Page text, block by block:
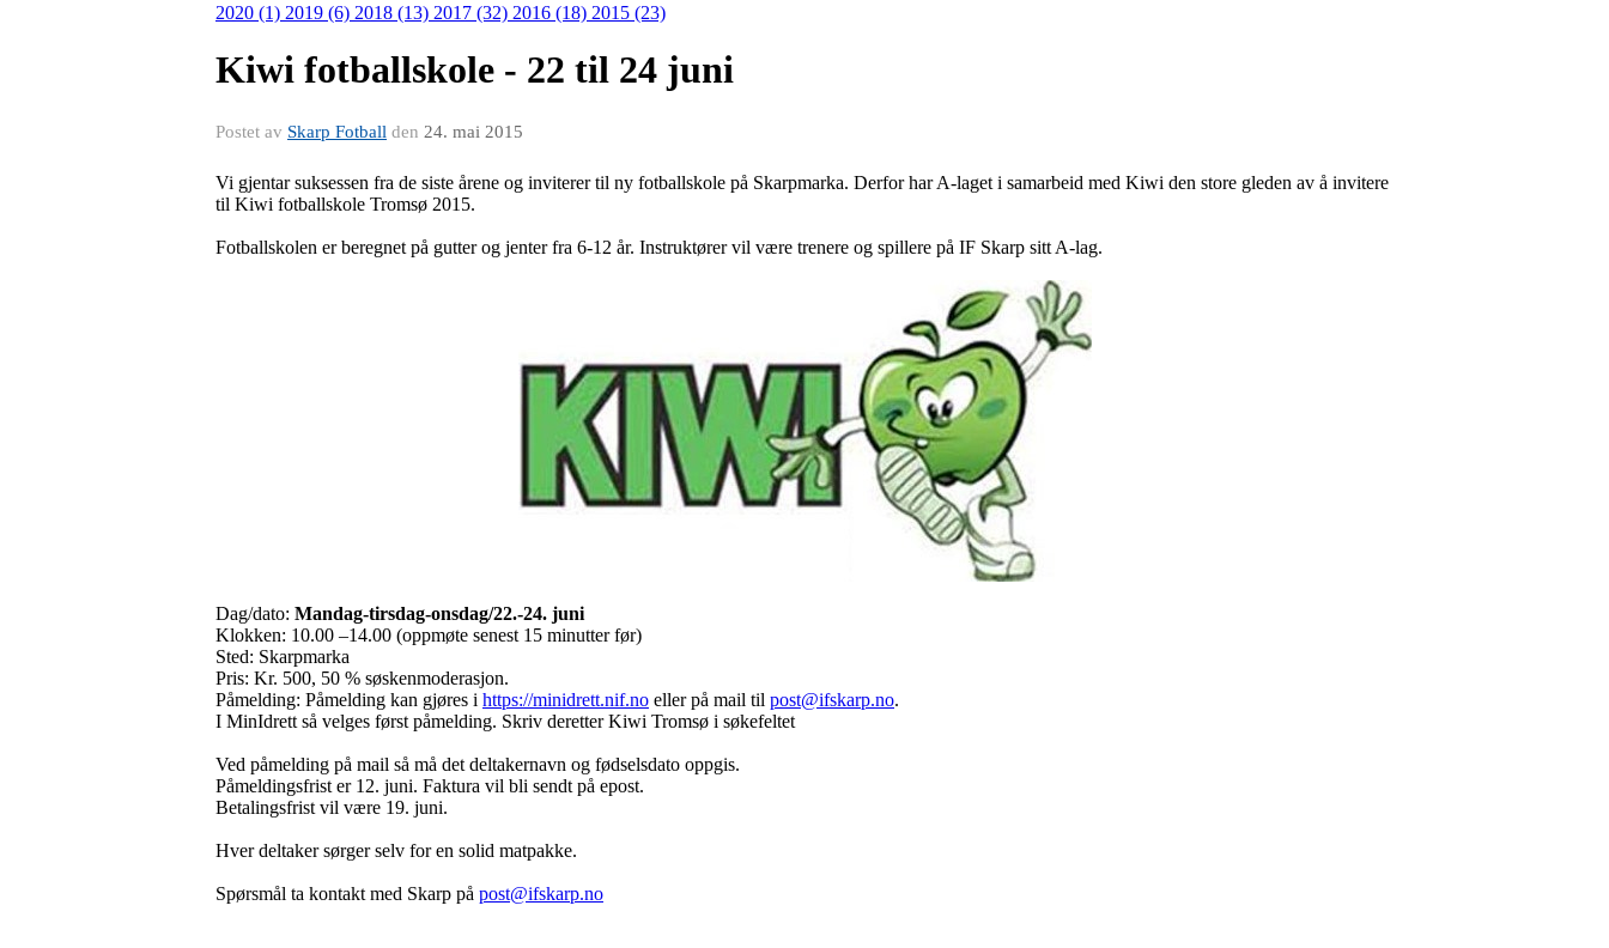
2020 (1) 2019 (6) 2018 (13) 2017 (32) 2016 (18) 2015 (23)
Kiwi fotballskole - 22 til 24 juni
Postet av Skarp Fotball den 24. mai 2015
Vi gjentar suksessen fra de siste årene og inviterer til ny fotballskole på Skarpmarka. Derfor har A-laget i samarbeid med Kiwi den store gleden av å invitere
til Kiwi fotballskole Tromsø 2015.
Fotballskolen er beregnet på gutter og jenter fra 6-12 år. Instruktører vil være trenere og spillere på IF Skarp sitt A-lag.
Dag/dato: Mandag-tirsdag-onsdag/22.-24. juni
Klokken: 10.00 –14.00 (oppmøte senest 15 minutter før)
Sted: Skarpmarka
Pris: Kr. 500, 50 % søskenmoderasjon.
Påmelding: Påmelding kan gjøres i https://minidrett.nif.no eller på mail til post@ifskarp.no.
I MinIdrett så velges først påmelding. Skriv deretter Kiwi Tromsø i søkefeltet
Ved påmelding på mail så må det deltakernavn og fødselsdato oppgis.
Påmeldingsfrist er 12. juni. Faktura vil bli sendt på epost.
Betalingsfrist vil være 19. juni.
Hver deltaker sørger selv for en solid matpakke.
Spørsmål ta kontakt med Skarp på post@ifskarp.no